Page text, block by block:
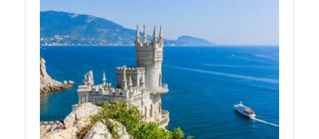
правила
проведения,
требования
и
сроки»